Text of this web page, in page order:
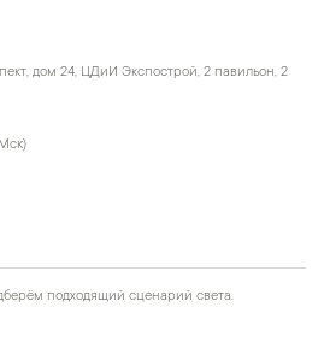
дом 24, ЦДиИ Экспострой, 2 павильон, 2
подходящий сценарий света.